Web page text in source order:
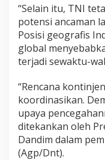
“Selain itu, TNI
potensi ancaman
Posisi geografis
global
terjadi sewaktu-
“Rencana
koordinasikan.
upaya
ditekankan oleh
Dandim dalam
(Agp/Dnt).